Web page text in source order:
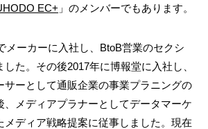
EC+ 」のメンバーでもあります。
メーカーに入社し、BtoB営業のセクシ
した。その後2017年に博報堂に入社し、
サーとして通販企業の事業プラニングの
、メディアプラナーとしてデータマーケ
メディア戦略提案に従事しました。現在